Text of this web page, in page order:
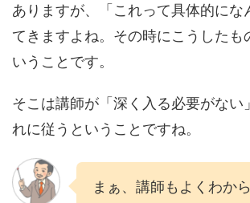
ありますが、「これって具体的にな
てきますよね。その時にこうしたも
いうことです。
そこは講師が「深く入る必要がない
れに従うということですね。
まぁ、講師もよくわか